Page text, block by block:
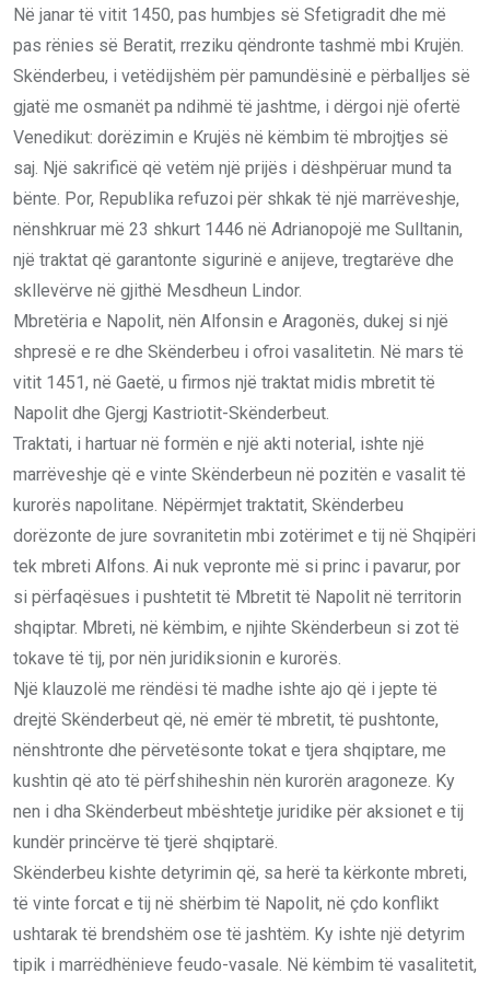
Në janar të vitit 1450, pas humbjes së Sfetigradit dhe më
pas rënies së Beratit, rreziku qëndronte tashmë mbi Krujën.
Skënderbeu, i vetëdijshëm për pamundësinë e përballjes së
gjatë me osmanët pa ndihmë të jashtme, i dërgoi një ofertë
Venedikut: dorëzimin e Krujës në këmbim të mbrojtjes së
saj. Një sakrificë që vetëm një prijës i dëshpëruar mund ta
bënte. Por, Republika reꬵuzoi për shkak të një marrëveshje,
nënshkruar më 23 shkurt 1446 në Adrianopojë me Sulltanin,
një traktat që garantonte sigurinë e anijeve, tregtarëve dhe
skllevërve në gjithë Mesdheun Lindor.
Mbretëria e Napolit, nën Alfonsin e Aragonës, dukej si një
shpresë e re dhe Skënderbeu i oꬵroi vasalitetin. Në mars të
vitit 1451, në Gaetë, u firmos një traktat midis mbretit të
Napolit dhe Gjergj Kastriotit-Skënderbeut.
Traktati, i hartuar në formën e një akti noterial, ishte një
marrëveshje që e vinte Skënderbeun në pozitën e vasalit të
kurorës napolitane. Nëpërmjet traktatit, Skënderbeu
dorëzonte de jure sovranitetin mbi zotërimet e tij në Shqipëri
tek mbreti Alfons. Ai nuk vepronte më si princ i pavarur, por
si përfaqësues i pushtetit të Mbretit të Napolit në territorin
shqiptar. Mbreti, në këmbim, e njihte Skënderbeun si zot të
tokave të tij, por nën juridiksionin e kurorës.
Një klauzolë me rëndësi të madhe ishte ajo që i jepte të
drejtë Skënderbeut që, në emër të mbretit, të pushtonte,
nënshtronte dhe përvetësonte tokat e tjera shqiptare, me
kushtin që ato të përfshiheshin nën kurorën aragoneze. Ky
nen i dha Skënderbeut mbështetje juridike për aksionet e tij
kundër princërve të tjerë shqiptarë.
Skënderbeu kishte detyrimin që, sa herë ta kërkonte mbreti,
të vinte forcat e tij në shërbim të Napolit, në çdo konflikt
ushtarak të brendshëm ose të jashtëm. Ky ishte një detyrim
tipik i marrëdhënieve feudo-vasale. Në këmbim të vasalitetit,